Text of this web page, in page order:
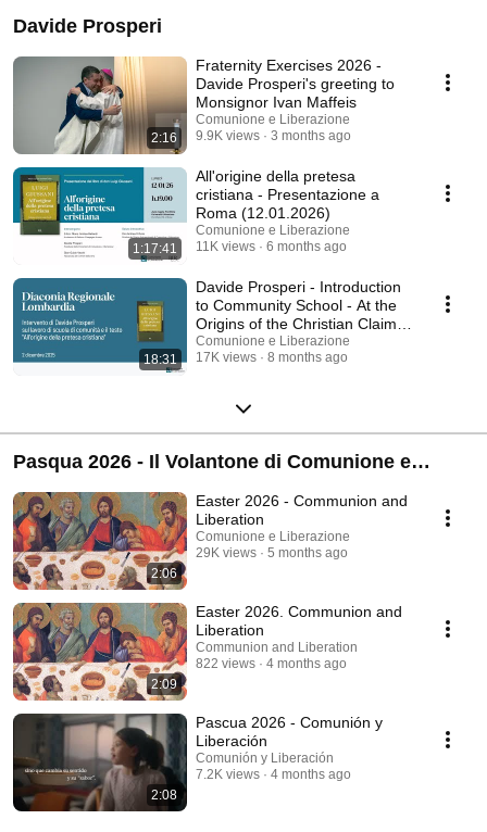
Davide Prosperi
2:16
Fraternity Exercises 2026 -
Davide Prosperi's greeting to
Monsignor Ivan Maffeis
Comunione e Liberazione
9.9K views
3 months ago
1:17:41
All'origine della pretesa
cristiana - Presentazione a
Roma (12.01.2026)
Comunione e Liberazione
11K views
6 months ago
18:31
Davide Prosperi - Introduction
to Community School - At the
Origins of the Christian Claim
(Decem...
Comunione e Liberazione
17K views
8 months ago
Pasqua 2026 - Il Volantone di Comunione e
Liberazione
2:06
Easter 2026 - Communion and
Liberation
Comunione e Liberazione
29K views
5 months ago
2:09
Easter 2026. Communion and
Liberation
Communion and Liberation
822 views
4 months ago
2:08
Pascua 2026 - Comunión y
Liberación
Comunión y Liberación
7.2K views
4 months ago